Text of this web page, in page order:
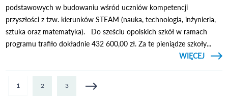
podstawowych w budowaniu wśród uczniów kompetencji
przyszłości z tzw. kierunków STEAM (nauka, technologia, inżynieria,
sztuka oraz matematyka). Do sześciu opolskich szkół w ramach
programu trafiło dokładnie 432 600,00 zł. Za te pieniądze szkoły...
CZYTAJ
WIĘCEJ
Strony
1 2 3